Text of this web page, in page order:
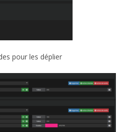
pour les déplier